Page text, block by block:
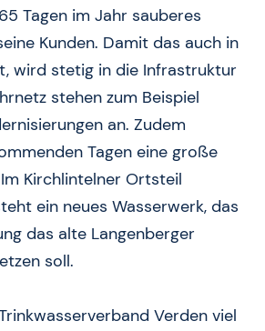
Tagen im Jahr sauberes
Kunden. Damit das auch in
wird stetig in die Infrastruktur
stehen zum Beispiel
an. Zudem
Tagen eine große
Kirchlintelner Ortsteil
ein neues Wasserwerk, das
das alte Langenberger
soll.
Verden viel